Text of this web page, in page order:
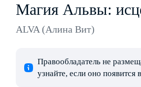
Магия Альвы:
ALVA (Алина Вит)
Правообладатель не
узнайте, если оно появится